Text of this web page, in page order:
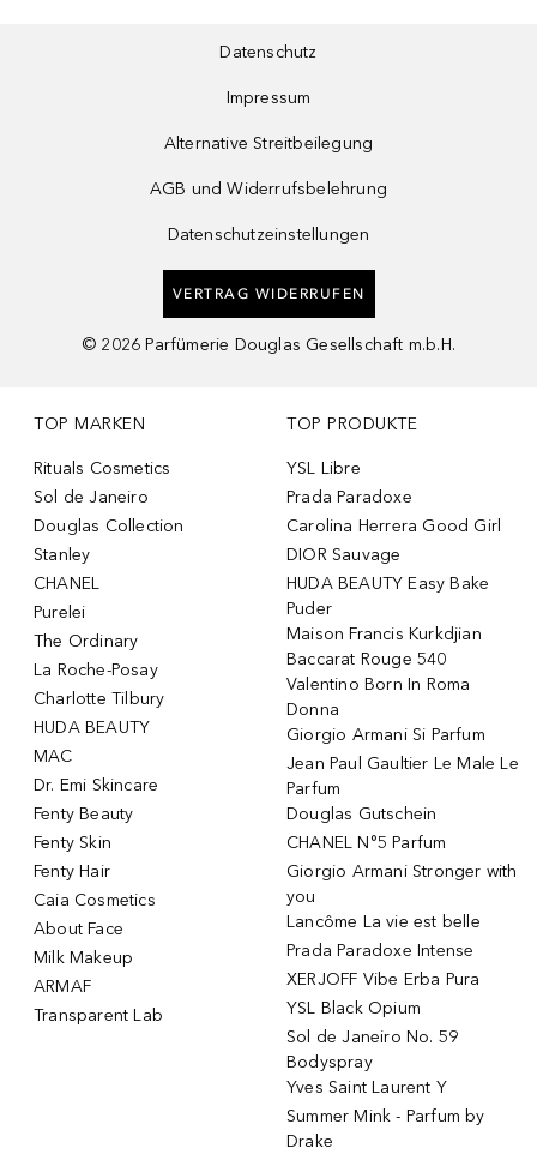
Datenschutz
Impressum
Alternative Streitbeilegung
AGB und Widerrufsbelehrung
Datenschutzeinstellungen
VERTRAG WIDERRUFEN
© 2026 Parfümerie Douglas Gesellschaft m.b.H.
TOP MARKEN
Rituals Cosmetics
Sol de Janeiro
Douglas Collection
Stanley
CHANEL
Purelei
The Ordinary
La Roche-Posay
Charlotte Tilbury
HUDA BEAUTY
MAC
Dr. Emi Skincare
Fenty Beauty
Fenty Skin
Fenty Hair
Caia Cosmetics
About Face
Milk Makeup
ARMAF
Transparent Lab
TOP PRODUKTE
YSL Libre
Prada Paradoxe
Carolina Herrera Good Girl
DIOR Sauvage
HUDA BEAUTY Easy Bake
Puder
Maison Francis Kurkdjian
Baccarat Rouge 540
Valentino Born In Roma
Donna
Giorgio Armani Si Parfum
Jean Paul Gaultier Le Male Le
Parfum
Douglas Gutschein
CHANEL N°5 Parfum
Giorgio Armani Stronger with
you
Lancôme La vie est belle
Prada Paradoxe Intense
XERJOFF Vibe Erba Pura
YSL Black Opium
Sol de Janeiro No. 59
Bodyspray
Yves Saint Laurent Y
Summer Mink - Parfum by
Drake